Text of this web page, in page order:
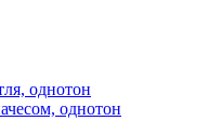
однотон
однотон